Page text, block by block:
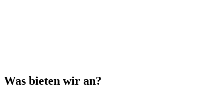
Was bieten wir an?